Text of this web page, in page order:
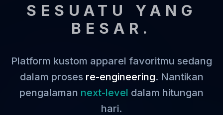
SESUATU YANG
BESAR.
Platform kustom apparel favoritmu sedang
dalam proses re-engineering. Nantikan
pengalaman next-level dalam hitungan
hari.